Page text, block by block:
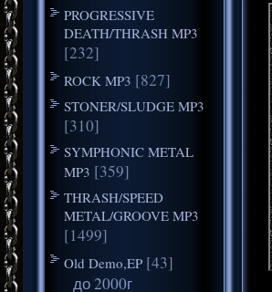
PROGRESSIVE
DEATH/THRASH MP3
[232]
ROCK MP3 [827]
STONER/SLUDGE MP3
[310]
SYMPHONIC METAL
MP3 [359]
THRASH/SPEED
METAL/GROOVE MP3
[1499]
Old Demo,EP [43]
до 2000г